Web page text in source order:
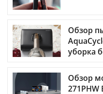
Обзор
уборка
Обзор
271PHW